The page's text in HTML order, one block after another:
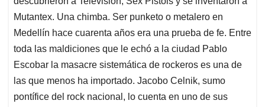
Mutantex. Una chimba. Ser punketo o metalero en
Medellín hace cuarenta años era una prueba de fe. Entre
toda las maldiciones que le echó a la ciudad Pablo
Escobar la masacre sistemática de rockeros es una de
las que menos ha importado. Jacobo Celnik, sumo
pontífice del rock nacional, lo cuenta en uno de sus